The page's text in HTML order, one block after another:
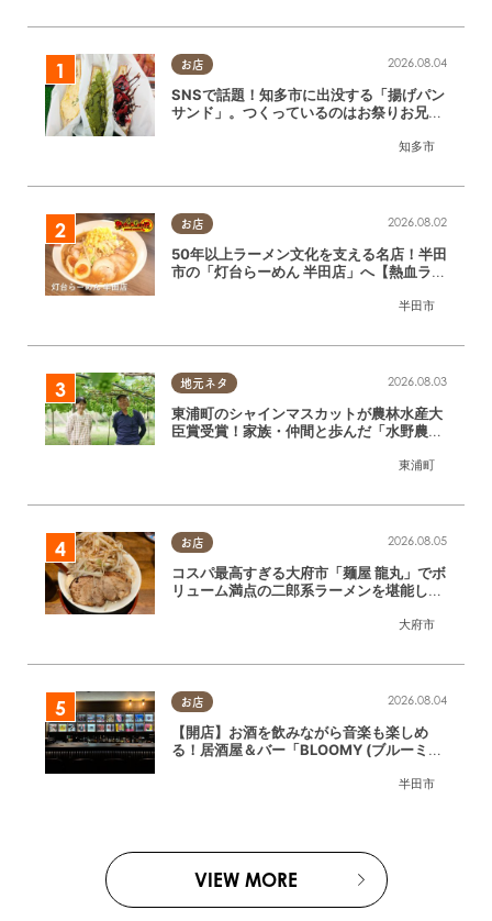
お店
知多市
2026.08.04
SNSで話題！知多市に出没する「揚げパン
サンド」。つくっているのはお祭りお兄さ
お店
半田市
2026.08.02
50年以上ラーメン文化を支える名店！半田
市の「灯台らーめん 半田店」へ【熱血ラー
地元ネタ
東浦町
2026.08.03
東浦町のシャインマスカットが農林水産大
臣賞受賞！家族・仲間と歩んだ「水野農
お店
大府市
2026.08.05
コスパ最高すぎる大府市「麺屋 龍丸」でボ
リューム満点の二郎系ラーメンを堪能して
お店
半田市
2026.08.04
【開店】お酒を飲みながら音楽も楽しめ
る！居酒屋＆バー「BLOOMY (ブルーミ
VIEW MORE